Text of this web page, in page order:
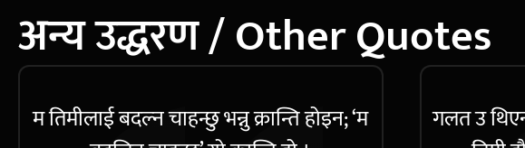
अन्य उद्धरण / Other Quotes
म तिमीलाई बदल्न चाहन्छु भन्नु क्रान्ति होइन; ‘म
गलत उ